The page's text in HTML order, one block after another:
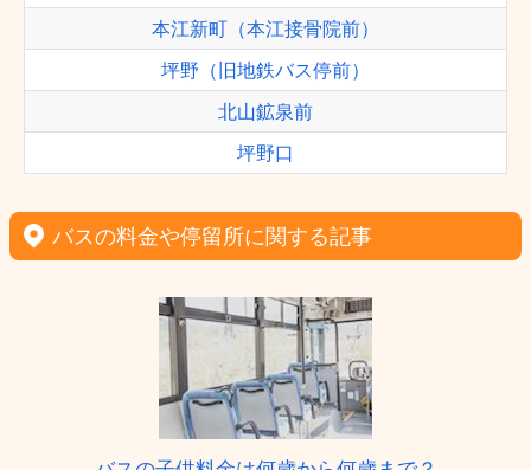
本江新町（本江接骨院前）
坪野（旧地鉄バス停前）
北山鉱泉前
坪野口
バスの料金や停留所に関する記事